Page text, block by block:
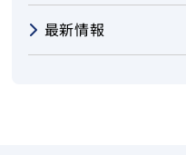
最新情報